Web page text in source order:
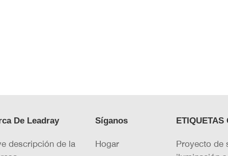
De Leadray
descripción de la
Síganos
Hogar
ETIQUETAS
Proyecto de